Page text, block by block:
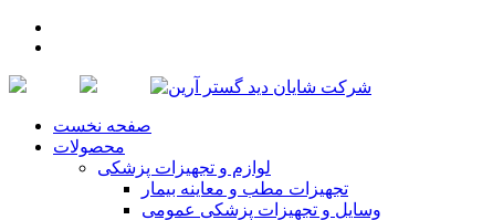
صفحه نخست
محصولات
لوازم و تجهیزات پزشكی
تجهیزات مطب و معاینه بیمار
وسایل و تجهیزات پزشکی عمومی